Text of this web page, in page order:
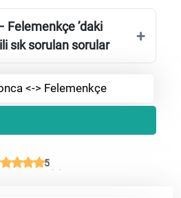
Felemenkçe ’daki
sık sorulan sorular
<-> Felemenkçe
5